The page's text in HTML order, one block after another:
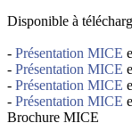
Disponible à
- Présentation MICE
- Présentation MICE
- Présentation MICE
- Présentation MICE
Brochure MICE